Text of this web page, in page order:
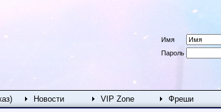
Имя
Пароль
Новости VIP Zone Фреши